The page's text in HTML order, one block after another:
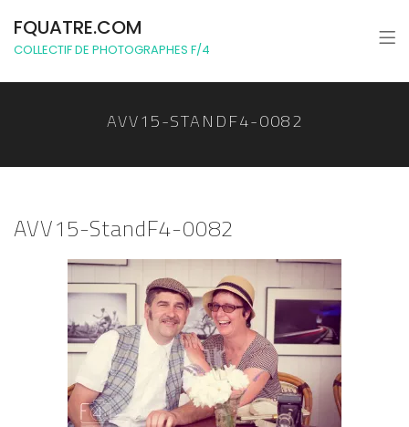
FQUATRE.COM
COLLECTIF DE PHOTOGRAPHES F/4
AVV15-STANDF4-0082
AVV15-StandF4-0082